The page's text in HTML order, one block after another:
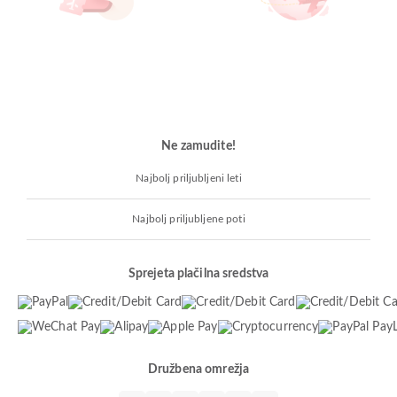
Ne zamudite!
Najbolj priljubljeni leti
Najbolj priljubljene poti
Sprejeta plačilna sredstva
Družbena omrežja